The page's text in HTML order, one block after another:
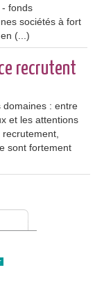
fonds
sociétés à fort
(...)
recrutent
domaines : entre
et les attentions
sont fortement